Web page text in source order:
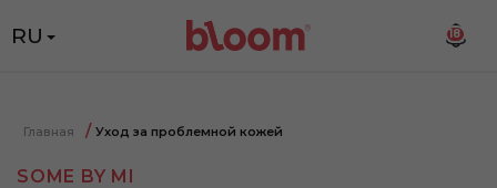
RU 18
Главная Уход за проблемной кожей
SOME BY MI